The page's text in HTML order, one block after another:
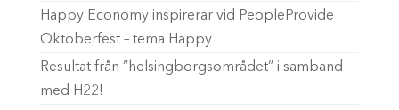
Happy Economy inspirerar vid PeopleProvide
Oktoberfest – tema Happy
Resultat från ”helsingborgsområdet” i samband
med H22!